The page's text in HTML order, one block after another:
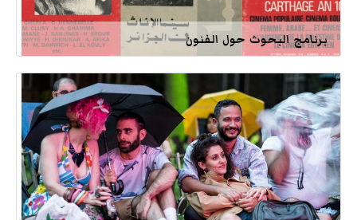
برنامج البحوث حول الفنون